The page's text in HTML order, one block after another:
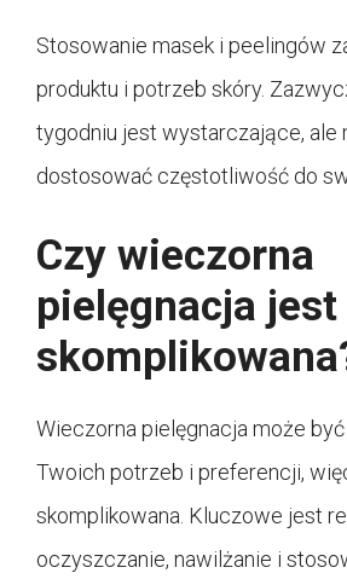
Stosowanie masek i peelingów
produktu i potrzeb skóry.
tygodniu jest wystarczające, ale
dostosować częstotliwość do
Czy wieczorna
pielęgnacja jest
Wieczorna pielęgnacja może
Twoich potrzeb i preferencji,
skomplikowana. Kluczowe jest
oczyszczanie, nawilżanie i